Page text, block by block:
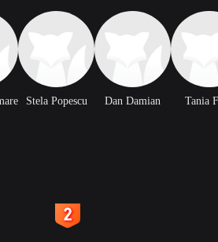
Stela Popescu Dan Damian Tania